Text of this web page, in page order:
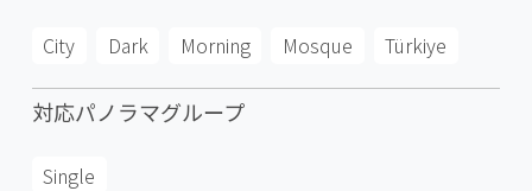
City Dark Morning Mosque Türkiye
対応パノラマグループ
Single